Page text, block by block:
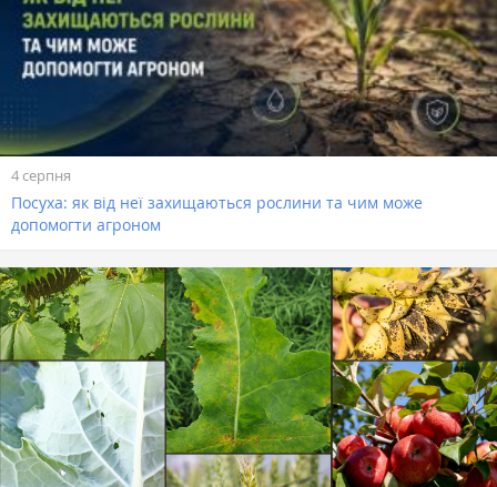
4 серпня
Посуха: як від неї захищаються рослини та чим може
допомогти агроном